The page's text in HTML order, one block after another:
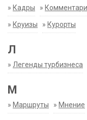
» Кадры »
» Круизы » Курорты
Л
» Легенды турбизнеса
М
» Маршруты » Мнение